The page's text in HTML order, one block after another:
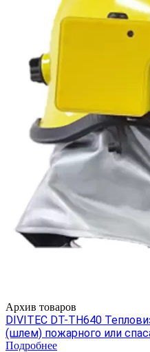
Архив товаров
DIVITEC DT-TH640
(шлем) пожарного или
Подробнее